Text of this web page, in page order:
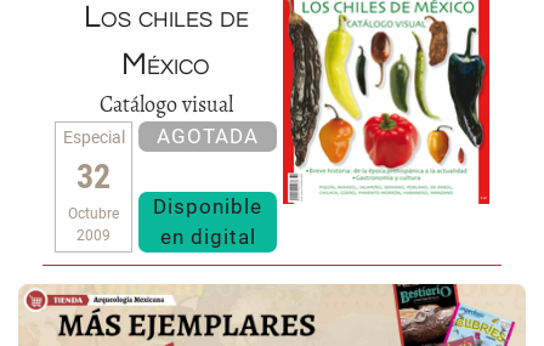
Los chiles de
México
Catálogo visual
Especial
32
Octubre
2009
AGOTADA
Disponible
en digital